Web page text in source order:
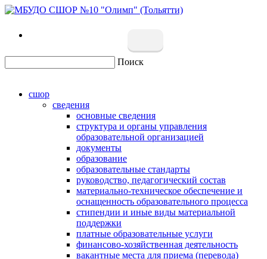
Поиск
сшор
сведения
основные сведения
структура и органы управления
образовательной организацией
документы
образование
образовательные стандарты
руководство, педагогический состав
материально-техническое обеспечение и
оснащенность образовательного процесса
стипендии и иные виды материальной
поддержки
платные образовательные услуги
финансово-хозяйственная деятельность
вакантные места для приема (перевода)